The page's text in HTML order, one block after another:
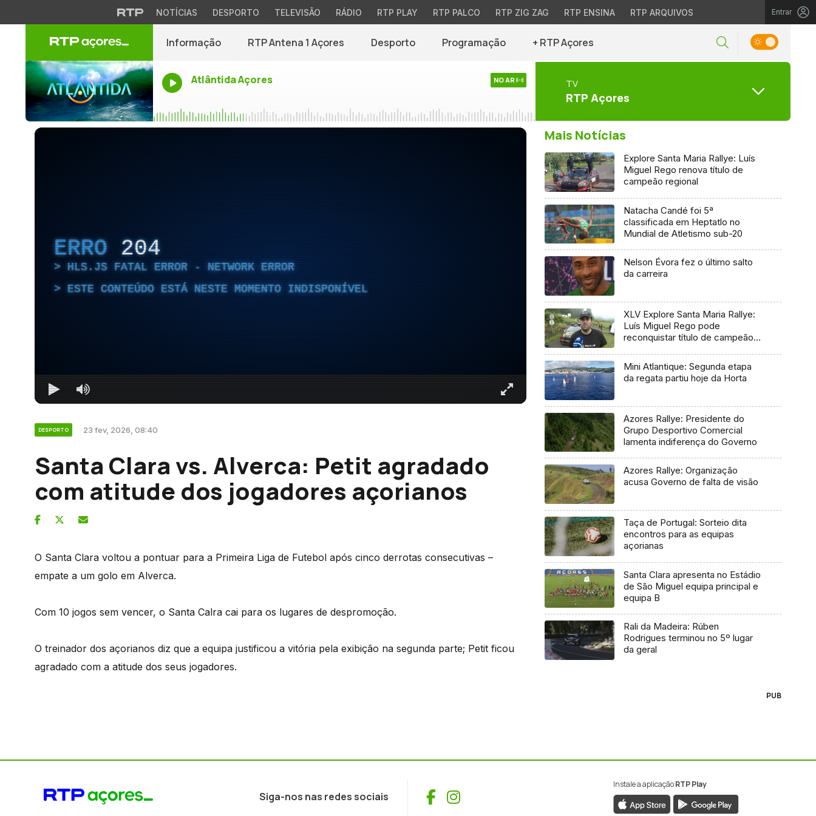
NOTÍCIAS DESPORTO TELEVISÃO RÁDIO RTP PLAY RTP PALCO RTP ZIG ZAG RTP ENSINA RTP ARQUIVOS Entrar
Informação RTP Antena 1 Açores Desporto Programação + RTP Açores
Atlântida Açores NO AR TV
RTP Açores
ERRO 204
HLS.JS FATAL ERROR - NETWORK ERROR
ESTE CONTEÚDO ESTÁ NESTE MOMENTO INDISPONÍVEL
DESPORTO 23 fev, 2026, 08:40
Santa Clara vs. Alverca: Petit agradado
com atitude dos jogadores açorianos
O Santa Clara voltou a pontuar para a Primeira Liga de Futebol após cinco derrotas consecutivas –
empate a um golo em Alverca.
Com 10 jogos sem vencer, o Santa Calra cai para os lugares de despromoção.
O treinador dos açorianos diz que a equipa justificou a vitória pela exibição na segunda parte; Petit ficou
agradado com a atitude dos seus jogadores.
Mais Notícias
Explore Santa Maria Rallye: Luís
Miguel Rego renova título de
campeão regional
Natacha Candé foi 5ª
classificada em Heptatlo no
Mundial de Atletismo sub-20
Nelson Évora fez o último salto
da carreira
XLV Explore Santa Maria Rallye:
Luís Miguel Rego pode
reconquistar título de campeão
Mini Atlantique: Segunda etapa
da regata partiu hoje da Horta
Azores Rallye: Presidente do
Grupo Desportivo Comercial
lamenta indiferença do Governo
Azores Rallye: Organização
acusa Governo de falta de visão
Taça de Portugal: Sorteio dita
encontros para as equipas
açorianas
Santa Clara apresenta no Estádio
de São Miguel equipa principal e
equipa B
Rali da Madeira: Rúben
Rodrigues terminou no 5º lugar
da geral
PUB
Siga-nos nas redes sociais Facebook
Instagram
Instale a aplicaçãoRTP Play